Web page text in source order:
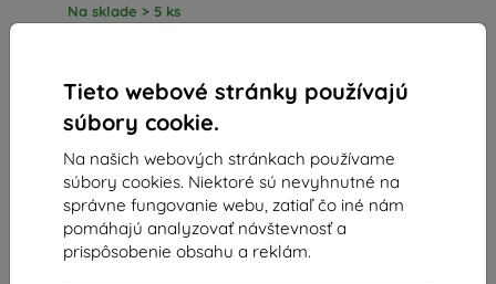
Tieto webové stránky používajú
súbory cookie.
Na našich webových stránkach používame
súbory cookies. Niektoré sú nevyhnutné na
správne fungovanie webu, zatiaľ čo iné nám
pomáhajú analyzovať návštevnosť a
prispôsobenie obsahu a reklám.
Na sklade > 5 ks
z celkom3.